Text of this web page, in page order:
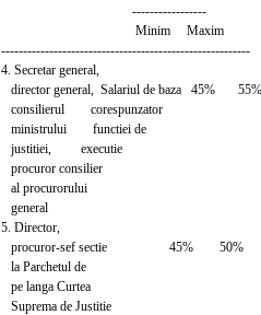
-----------------
Minim Maxim
---------------------------------------------------------
4. Secretar general,
director general, Salariul de baza 45% 55%
consilierul corespunzator
ministrului functiei de
justitiei, executie
procuror consilier
al procurorului
general
5. Director,
procuror-sef sectie 45% 50%
la Parchetul de
pe langa Curtea
Suprema de Justitie